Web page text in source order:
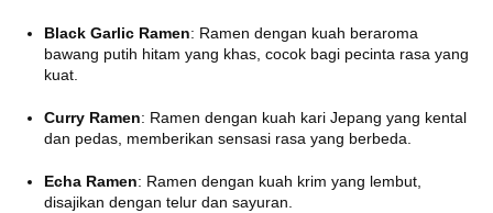
Black Garlic Ramen: Ramen dengan kuah beraroma
bawang putih hitam yang khas, cocok bagi pecinta rasa yang
kuat.
Curry Ramen: Ramen dengan kuah kari Jepang yang kental
dan pedas, memberikan sensasi rasa yang berbeda.
Echa Ramen: Ramen dengan kuah krim yang lembut,
disajikan dengan telur dan sayuran.